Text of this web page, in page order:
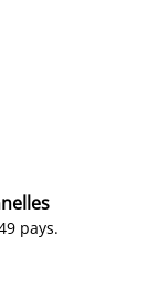
pays.